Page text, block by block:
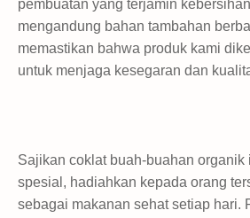
pembuatan yang terjamin
mengandung bahan tambahan
memastikan bahwa produk kami
untuk menjaga kesegaran dan
Sajikan coklat buah-buahan organik
spesial, hadiahkan kepada orang
sebagai makanan sehat setiap hari.